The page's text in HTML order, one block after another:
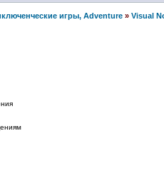
игры, Adventure » Visual